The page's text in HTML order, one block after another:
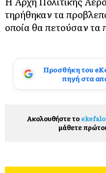
τηρήθηκαν τα
οποία θα πετούσαν τα
Προσθήκη του
πηγή στα
Ακολουθήστε το
μάθετε πρώτοι